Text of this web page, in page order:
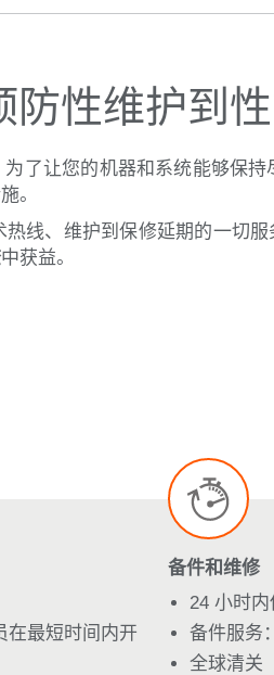
防性维护到
为了让您的机器和系统能够保
。
线、维护到保修延期的一切
中获益。
在最短时间内开
备件和维修
24 小时
备件服务
全球清关